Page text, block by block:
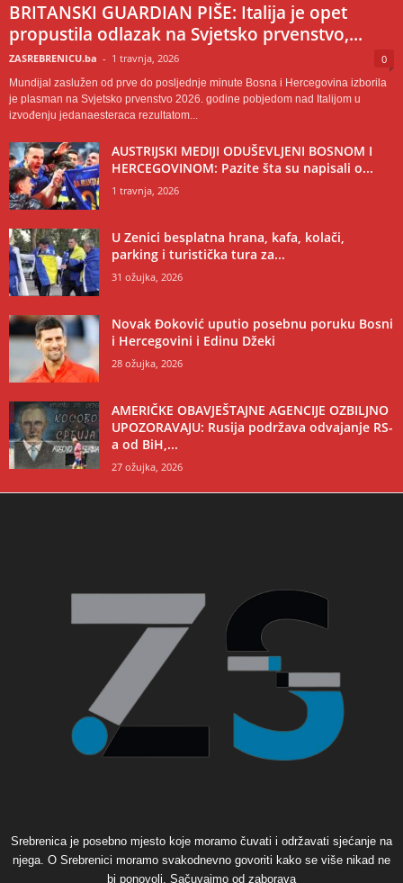
BRITANSKI GUARDIAN PIŠE: Italija je opet
propustila odlazak na Svjetsko prvenstvo,...
ZASREBRENICU.ba - 1 travnja, 2026 0
Mundijal zaslužen od prve do posljednje minute Bosna i Hercegovina izborila
je plasman na Svjetsko prvenstvo 2026. godine pobjedom nad Italijom u
izvođenju jedanaesteraca rezultatom...
AUSTRIJSKI MEDIJI ODUŠEVLJENI BOSNOM I
HERCEGOVINOM: Pazite šta su napisali o...
1 travnja, 2026
U Zenici besplatna hrana, kafa, kolači,
parking i turistička tura za...
31 ožujka, 2026
Novak Đoković uputio posebnu poruku Bosni
i Hercegovini i Edinu Džeki
28 ožujka, 2026
AMERIČKE OBAVJEŠTAJNE AGENCIJE OZBILJNO
UPOZORAVAJU: Rusija podržava odvajanje RS-
a od BiH,...
27 ožujka, 2026
Srebrenica je posebno mjesto koje moramo čuvati i održavati sjećanje na
njega. O Srebrenici moramo svakodnevno govoriti kako se više nikad ne
bi ponovoli. Sačuvajmo od zaborava